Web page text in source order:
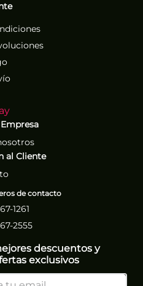
al Cliente
de contacto
1261
2555
descuentos y
exclusivos